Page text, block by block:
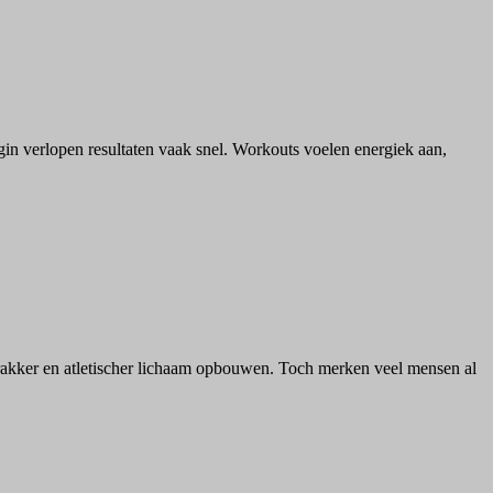
verlopen resultaten vaak snel. Workouts voelen energiek aan,
en atletischer lichaam opbouwen. Toch merken veel mensen al